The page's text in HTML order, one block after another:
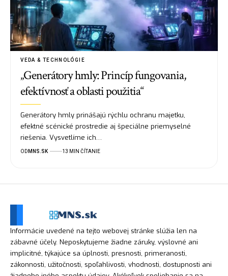
VEDA & TECHNOLÓGIE
„Generátory hmly: Princíp fungovania,
efektívnosť a oblasti použitia“
Generátory hmly prinášajú rýchlu ochranu majetku,
efektné scénické prostredie aj špeciálne priemyselné
riešenia. Vysvetlíme ich…
OD MNS.SK 13 MIN ČÍTANIE
Informácie uvedené na tejto webovej stránke slúžia len na
zábavné účely. Neposkytujeme žiadne záruky, výslovné ani
implicitné, týkajúce sa úplnosti, presnosti, primeranosti,
zákonnosti, užitočnosti, spoľahlivosti, vhodnosti, dostupnosti ani